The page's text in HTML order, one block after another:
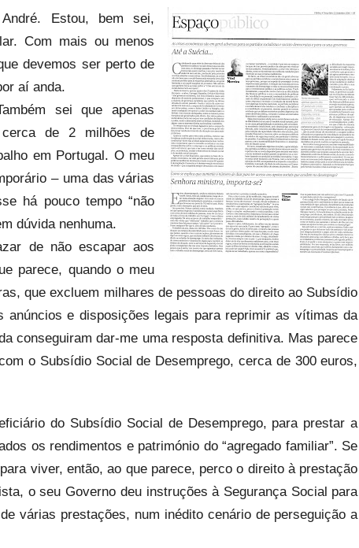
Estou, bem sei,
Com mais ou menos
devemos ser perto de
aí anda.
sei que apenas
cerca de 2 milhões de
em Portugal. O meu
– uma das várias
há pouco tempo “não
dúvida nenhuma.
de não escapar aos
parece, quando o meu
que excluem milhares de pessoas do direito ao Subsídio
anúncios e disposições legais para reprimir as vítimas da
conseguiram dar-me uma resposta definitiva. Mas parece
o Subsídio Social de Desemprego, cerca de 300 euros,
do Subsídio Social de Desemprego, para prestar a
os rendimentos e património do “agregado familiar”. Se
viver, então, ao que parece, perco o direito à prestação
o seu Governo deu instruções à Segurança Social para
várias prestações, num inédito cenário de perseguição a